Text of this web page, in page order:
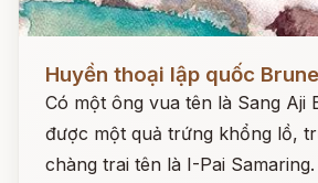
Đọc ngay
Huyền thoại lập quốc
Có một ông vua tên là Sang Aji
được một quả trứng khổng lồ,
chàng trai tên là I-Pai